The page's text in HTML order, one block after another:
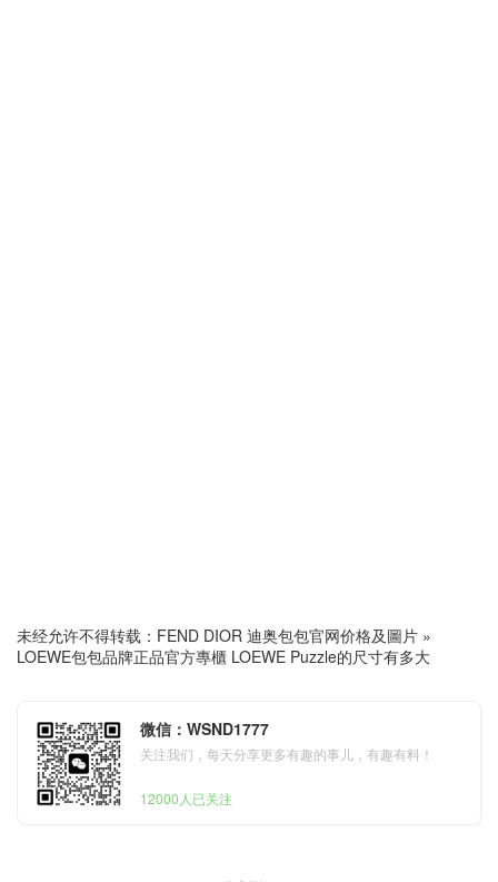
未经允许不得转载： FEND DIOR 迪奥包包官网价格及圖片 »
LOEWE包包品牌正品官方專櫃 LOEWE Puzzle的尺寸有多大
微信：WSND1777
关注我们，每天分享更多有趣的事儿，有趣有料！
12000人已关注